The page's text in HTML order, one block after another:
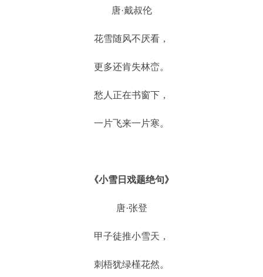
唐·戴叔伦
花雪随风不厌看，
更多还肯失林峦。
愁人正在书窗下，
一片飞来一片寒。
《小雪日戏题绝句》
唐·张登
甲子徒推小雪天，
刺梧犹绿槿花然。